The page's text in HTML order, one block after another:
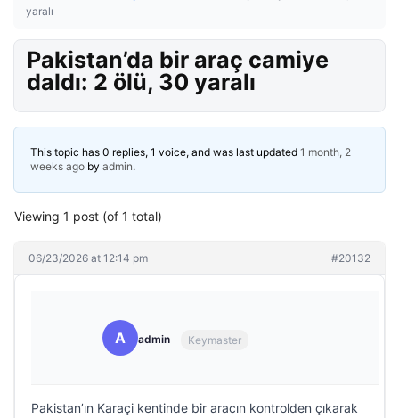
yaralı
Pakistan’da bir araç camiye
daldı: 2 ölü, 30 yaralı
This topic has 0 replies, 1 voice, and was last updated 1 month, 2
weeks ago by admin.
Viewing 1 post (of 1 total)
06/23/2026 at 12:14 pm #20132
A admin Keymaster
Pakistan’ın Karaçi kentinde bir aracın kontrolden çıkarak